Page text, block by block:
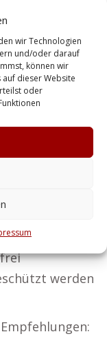
wir Technologien
und/oder darauf
können wir
dieser Website
oder
von
Auffassung:
die
hoch
ob
ist unser
dafür,
werden